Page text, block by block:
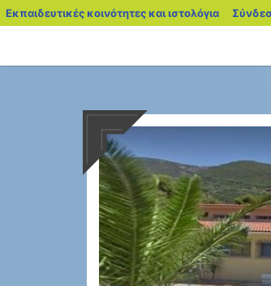
σε
Εκπαιδευτικές κοινότητες και ιστολόγια